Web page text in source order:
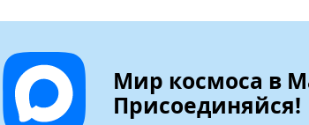
Мир космоса в
Присоединяйся!